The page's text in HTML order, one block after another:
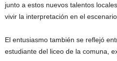
junto a estos nuevos talentos
vivir la interpretación en el
El entusiasmo también se reflejó
estudiante del liceo de la comuna,